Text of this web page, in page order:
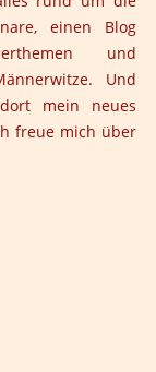
einen Blog
und
Und
mein neues
freue mich über